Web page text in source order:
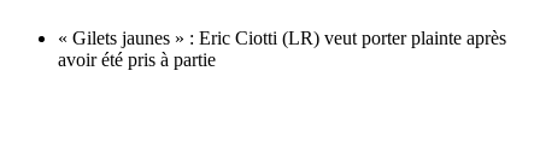
« Gilets jaunes » : Eric Ciotti (LR) veut porter plainte après
avoir été pris à partie